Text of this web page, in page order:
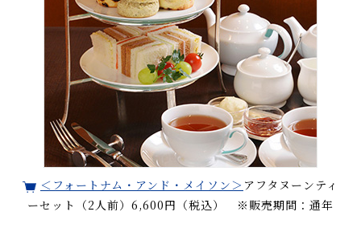
＜フォートナム・アンド・メイソン＞ アフタヌーンティ
ーセット（2人前）6,600円（税込） ※販売期間：通年